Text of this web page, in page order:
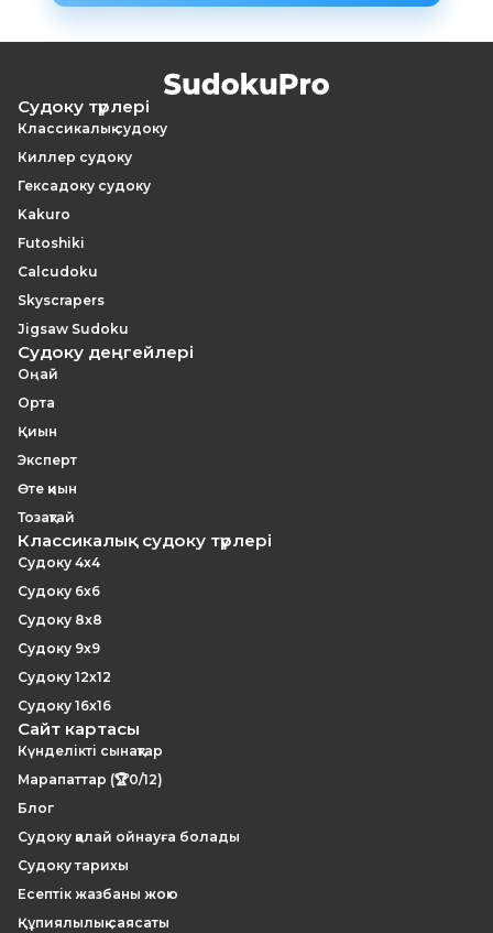
Судоку түрлері
Классикалық судоку
Киллер судоку
Гексадоку судоку
Kakuro
Futoshiki
Calcudoku
Skyscrapers
Jigsaw Sudoku
Судоку деңгейлері
Оңай
Орта
Қиын
Эксперт
Өте қиын
Тозақтай
Классикалық судоку түрлері
Судоку 4x4
Судоку 6x6
Судоку 8x8
Судоку 9x9
Судоку 12x12
Судоку 16x16
Сайт картасы
Күнделікті сынақтар
Марапаттар (🏆0/12)
Блог
Судоку қалай ойнауға болады
Судоку тарихы
Есептік жазбаны жою
Құпиялылық саясаты